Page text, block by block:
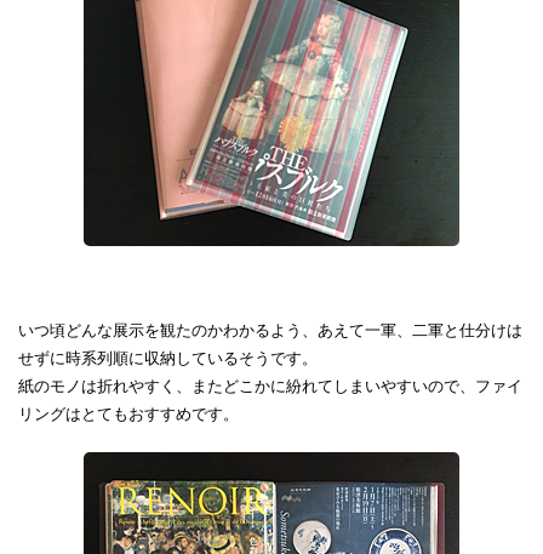
いつ頃どんな展示を観たのかわかるよう、あえて一軍、二軍と仕分けは
せずに時系列順に収納しているそうです。
紙のモノは折れやすく、またどこかに紛れてしまいやすいので、ファイ
リングはとてもおすすめです。